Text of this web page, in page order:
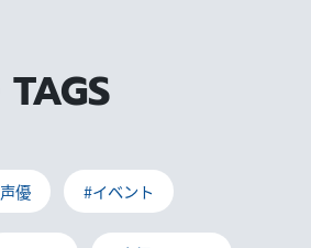
優 #イベント